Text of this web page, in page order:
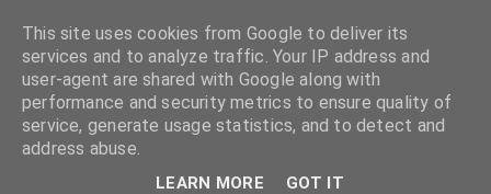
Súgópéldány
This site uses cookies from Google to deliver its
services and to analyze traffic. Your IP address and
user-agent are shared with Google along with
performance and security metrics to ensure quality of
service, generate usage statistics, and to detect and
address abuse.
LEARN MORE GOT IT